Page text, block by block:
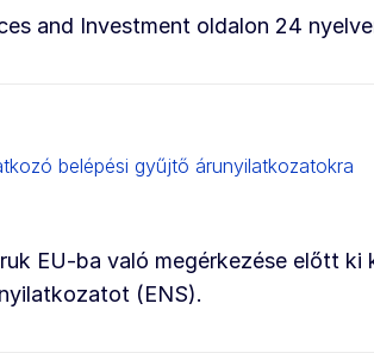
and Investment oldalon 24
belépési gyűjtő árunyilatkozatokra
EU-ba való megérkezése előtt ki
(ENS).